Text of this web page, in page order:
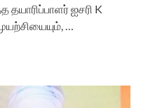
தயாரிப்பாளர் ஐசரி K
…